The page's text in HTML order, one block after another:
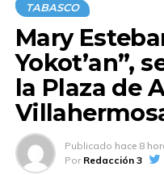
TABASCO
Mary
Yokot’an”,
la Plaza de
Publicado hace 8
Por Redacción 3